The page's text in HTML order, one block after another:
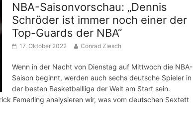
NBA-Saisonvorschau: „Dennis
Schröder ist immer noch einer der
Top-Guards der NBA“
17. Oktober 2022 Conrad Ziesch
Wenn in der Nacht von Dienstag auf Mittwoch die NBA-
Saison beginnt, werden auch sechs deutsche Spieler in
der besten Basketballliga der Welt am Start sein.
Femerling analysieren wir, was vom deutschen Sextett